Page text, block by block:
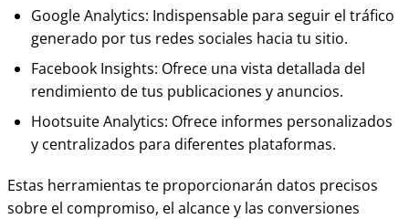
Google Analytics: Indispensable para seguir el tráfico
generado por tus redes sociales hacia tu sitio.
Facebook Insights: Ofrece una vista detallada del
rendimiento de tus publicaciones y anuncios.
Hootsuite Analytics: Ofrece informes personalizados
y centralizados para diferentes plataformas.
Estas herramientas te proporcionarán datos precisos
sobre el compromiso, el alcance y las conversiones